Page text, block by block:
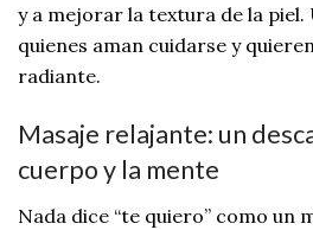
y a mejorar la textura de la piel.
quienes aman cuidarse y
radiante.
Masaje relajante: un
cuerpo y la mente
Nada dice “te quiero” como un